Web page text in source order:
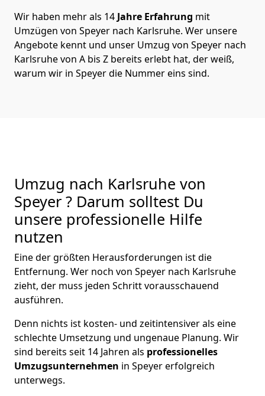
Wir haben mehr als 14 Jahre Erfahrung mit
Umzügen von Speyer nach Karlsruhe. Wer unsere
Angebote kennt und unser Umzug von Speyer nach
Karlsruhe von A bis Z bereits erlebt hat, der weiß,
warum wir in Speyer die Nummer eins sind.
Umzug nach Karlsruhe von
Speyer ? Darum solltest Du
unsere professionelle Hilfe
nutzen
Eine der größten Herausforderungen ist die
Entfernung. Wer noch von Speyer nach Karlsruhe
zieht, der muss jeden Schritt vorausschauend
ausführen.
Denn nichts ist kosten- und zeitintensiver als eine
schlechte Umsetzung und ungenaue Planung. Wir
sind bereits seit 14 Jahren als professionelles
Umzugsunternehmen in Speyer erfolgreich
unterwegs.